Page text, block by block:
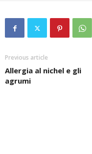
Previous article
Allergia al nichel e gli
agrumi